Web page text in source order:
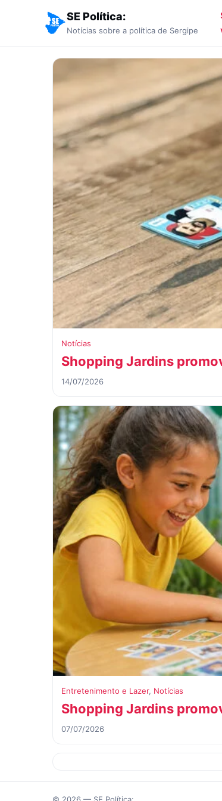
SE Política:
Notícias sobre a política de Sergipe
Notícias
Shopping Jardins
14/07/2026
Entretenimento e Lazer, Notícias
Shopping Jardins
07/07/2026